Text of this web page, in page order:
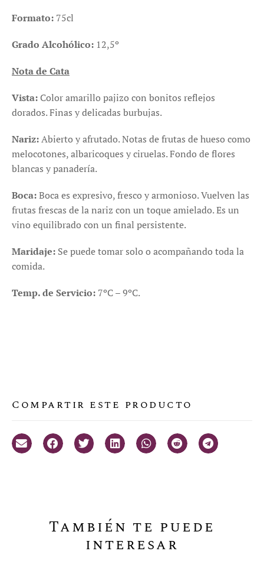
Formato: 75cl
Grado Alcohólico: 12,5º
Nota de Cata
Vista: Color amarillo pajizo con bonitos reflejos
dorados. Finas y delicadas burbujas.
Nariz:Abierto y afrutado. Notas de frutas de hueso como
melocotones, albaricoques y ciruelas. Fondo de flores
blancas y panadería.
Boca:Boca es expresivo, fresco y armonioso. Vuelven las
frutas frescas de la nariz con un toque amielado. Es un
vino equilibrado con un final persistente.
Maridaje: Se puede tomar solo o acompañando toda la
comida.
Temp. de Servicio: 7ºC – 9ºC.
Compartir este producto
También te puede
interesar